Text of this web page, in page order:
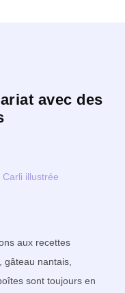
avec des
aux recettes
nantais,
sont toujours en